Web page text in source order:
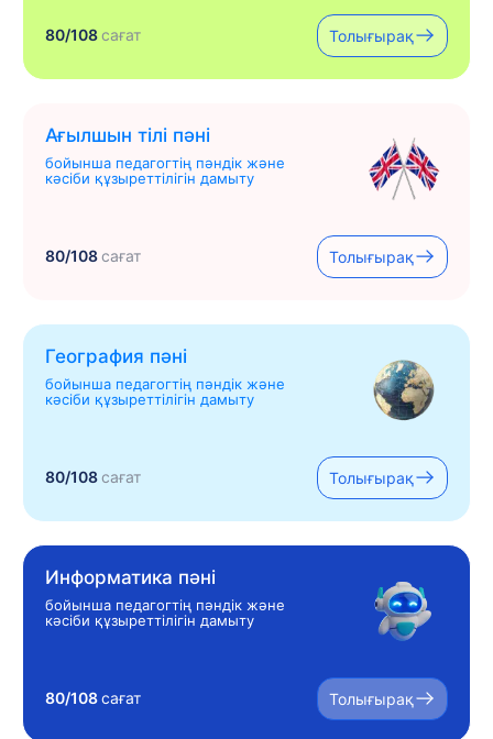
80/108сағат Толығырақ
Ағылшын тілі пәні
бойынша педагогтің пәндік және
кәсіби құзыреттілігін дамыту
80/108сағат Толығырақ
География пәні
бойынша педагогтің пәндік және
кәсіби құзыреттілігін дамыту
80/108сағат Толығырақ
Информатика пәні
бойынша педагогтің пәндік және
кәсіби құзыреттілігін дамыту
80/108сағат Толығырақ